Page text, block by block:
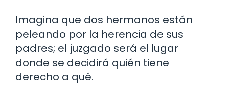
Imagina que dos hermanos están
peleando por la herencia de sus
padres; el juzgado será el lugar
donde se decidirá quién tiene
derecho a qué.